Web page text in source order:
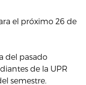
el próximo 26 de
del pasado
de la UPR
semestre.